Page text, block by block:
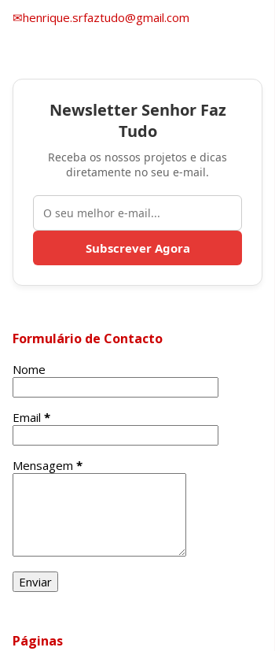
✉henrique.srfaztudo@gmail.com
Newsletter Senhor Faz
Tudo
Receba os nossos projetos e dicas
diretamente no seu e-mail.
Subscrever Agora
Formulário de Contacto
Nome
Email *
Mensagem *
Páginas